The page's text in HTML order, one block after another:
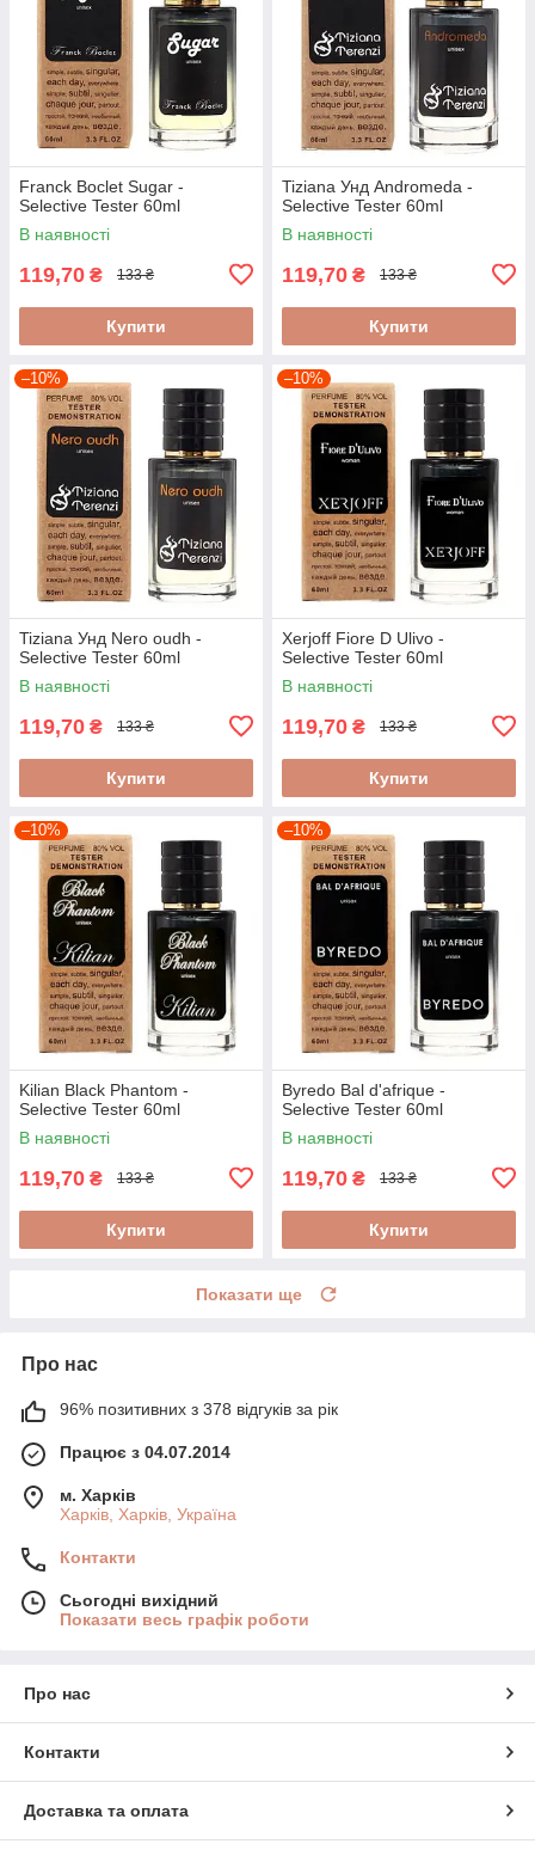
Franck Boclet Sugar -
Selective Tester 60ml
В наявності
119,70 ₴ 133 ₴
Купити
Tiziana Унд Andromeda -
Selective Tester 60ml
В наявності
119,70 ₴ 133 ₴
Купити
–10%
Tiziana Унд Nero oudh -
Selective Tester 60ml
В наявності
119,70 ₴ 133 ₴
Купити
–10%
Xerjoff Fiore D Ulivo -
Selective Tester 60ml
В наявності
119,70 ₴ 133 ₴
Купити
–10%
Kilian Black Phantom -
Selective Tester 60ml
В наявності
119,70 ₴ 133 ₴
Купити
–10%
Byredo Bal d'afrique -
Selective Tester 60ml
В наявності
119,70 ₴ 133 ₴
Купити
Показати ще
Про нас
96% позитивних з 378 відгуків за рік
Працює з 04.07.2014
м. Харків
Харків, Харків, Україна
Контакти
Сьогодні вихідний
Показати весь графік роботи
Про нас
Контакти
Доставка та оплата